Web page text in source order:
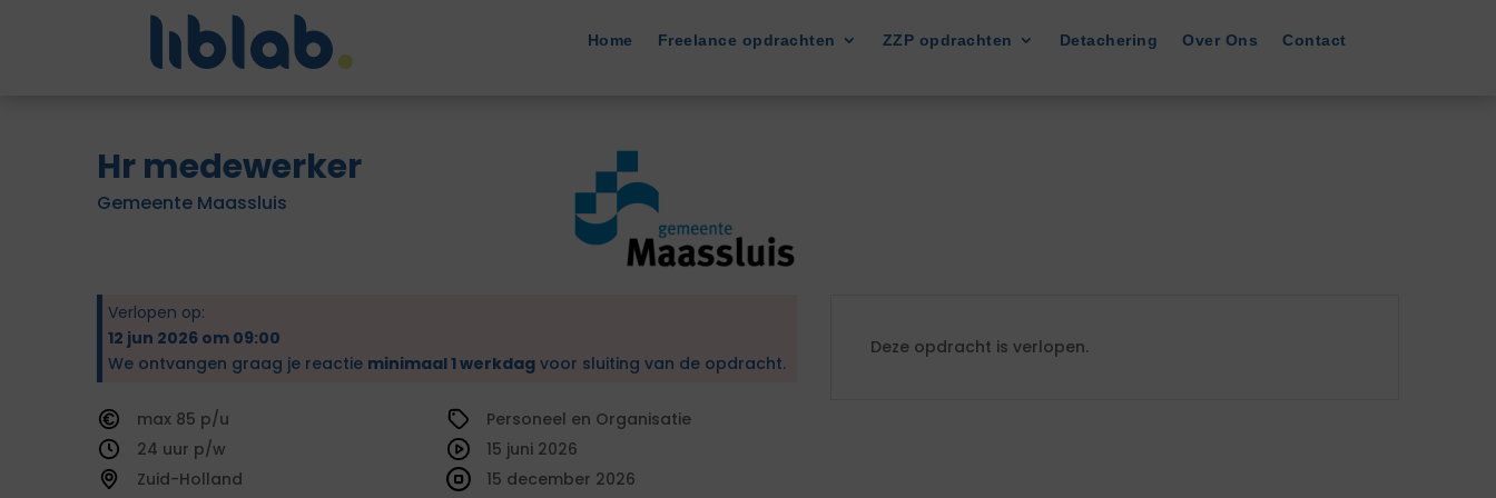
Home Freelance opdrachten ZZP opdrachten Detachering Over Ons Contact
Hr medewerker
Gemeente Maassluis
Verlopen op:
12 jun 2026 om 09:00
We ontvangen graag je reactie minimaal 1 werkdag voor sluiting van de opdracht.
85
24
Zuid-Holland
Personeel en Organisatie
15 juni 2026
15 december 2026
Deze opdracht is verlopen.